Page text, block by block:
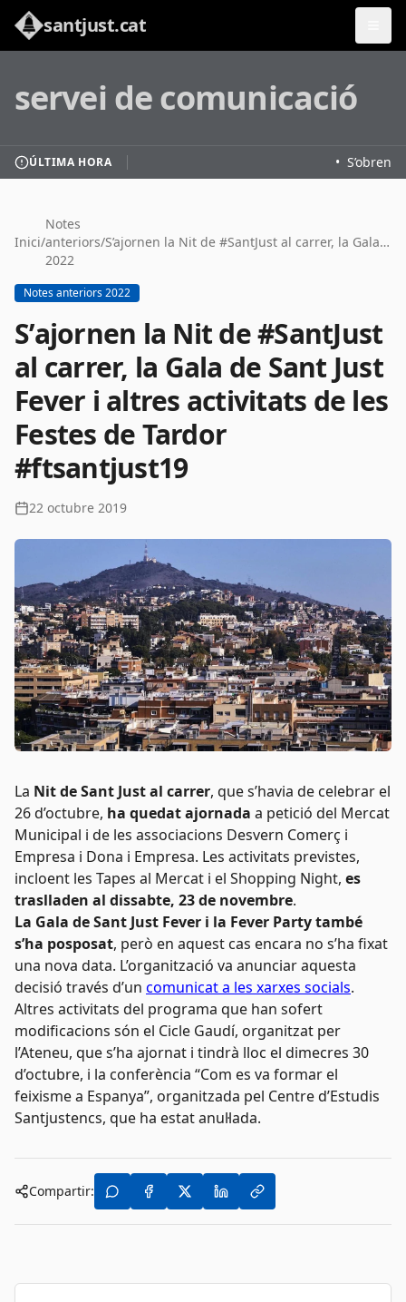
santjust.cat
servei de comunicació
ÚLTIMA HORA S’obren
Inici/
Notes
anteriors
2022
/ S’ajornen la Nit de #SantJust al carrer, la Gala de Sant Just Fever i altres activitats de les Festes de Tardor #ftsantjust19
Notes anteriors 2022
S’ajornen la Nit de #SantJust
al carrer, la Gala de Sant Just
Fever i altres activitats de les
Festes de Tardor
#ftsantjust19
22 octubre 2019
La Nit de Sant Just al carrer, que s’havia de celebrar el
26 d’octubre, ha quedat ajornada a petició del Mercat
Municipal i de les associacions Desvern Comerç i
Empresa i Dona i Empresa. Les activitats previstes,
incloent les Tapes al Mercat i el Shopping Night, es
traslladen al dissabte, 23 de novembre.
La Gala de Sant Just Fever i la Fever Party també
s’ha posposat, però en aquest cas encara no s’ha fixat
una nova data. L’organització va anunciar aquesta
decisió través d’un comunicat a les xarxes socials.
Altres activitats del programa que han sofert
modificacions són el Cicle Gaudí, organitzat per
l’Ateneu, que s’ha ajornat i tindrà lloc el dimecres 30
d’octubre, i la conferència “Com es va formar el
feixisme a Espanya”, organitzada pel Centre d’Estudis
Santjustencs, que ha estat anul·lada.
Compartir: